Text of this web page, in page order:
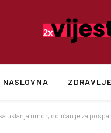
NASLOVNA ZDRAVLJE
uklanja umor, odličan je za